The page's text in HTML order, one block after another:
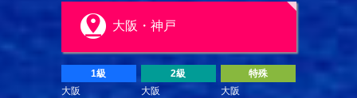
大阪・神戸
1級
大阪
2級
大阪
特殊
大阪